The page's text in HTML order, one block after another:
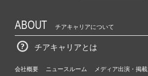
ABOUT チアキャリアについて
チアキャリアとは
会社概要 ニュースルーム
メディア出演・掲載